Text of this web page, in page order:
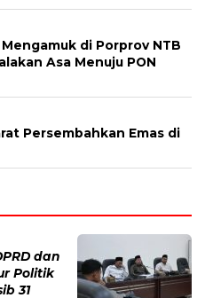
di Porprov NTB
Asa Menuju PON
Persembahkan Emas di
dan
Politik
31